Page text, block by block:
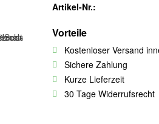
Artikel-Nr.:
Vorteile
Kostenloser Versand
Sichere Zahlung
Kurze Lieferzeit
30 Tage Widerrufsrecht